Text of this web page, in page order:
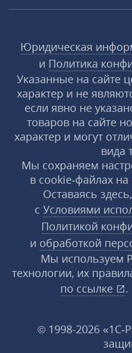
Юридическая
и Политика
Указанные на сайте
характер и не
если явно не
товаров на сайте
характер и могут
вида
Мы сохраняем
в cookie‑файлах
Оставаясь
с Условиями
Политикой
и обработкой
Мы используем
технологии, их
по ссылке
.
© 1998-2026